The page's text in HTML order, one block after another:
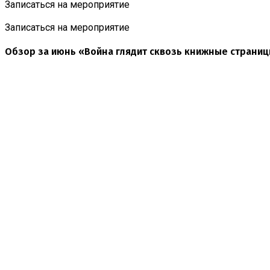
Записаться на мероприятие
Записаться на мероприятие
Обзор за июнь «Война глядит сквозь книжные